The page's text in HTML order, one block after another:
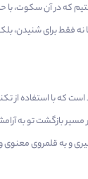
که در آن سکوت، با
نه فقط برای شنیدن،
است که با
مسیر بازگشت تو به
و به قلمروی